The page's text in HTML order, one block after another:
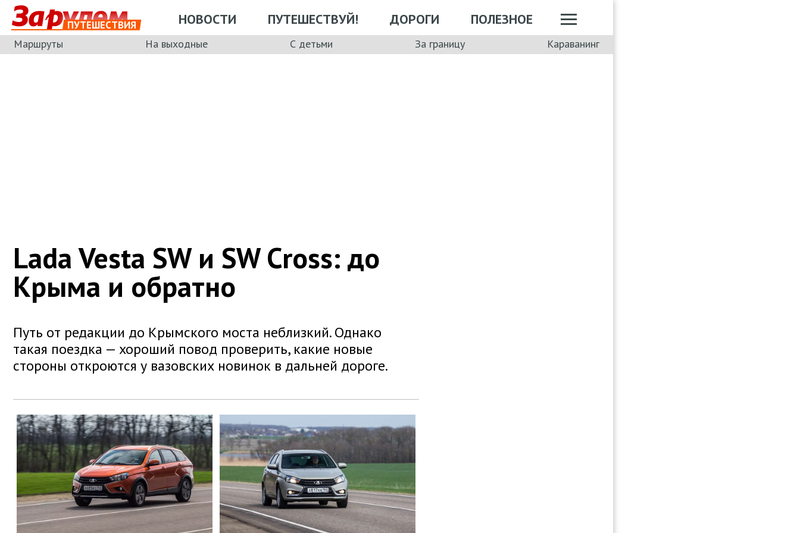
ПУТЕШЕСТВИЯ НОВОСТИ ПУТЕШЕСТВУЙ! ДОРОГИ ПОЛЕЗНОЕ
Маршруты На выходные С детьми За границу Караванинг
Lada Vesta SW и SW Cross: до
Крыма и обратно
Путь от редакции до Крымского моста неблизкий. Однако
такая поездка — хороший повод проверить, какие новые
стороны откроются у вазовских новинок в дальней дороге.